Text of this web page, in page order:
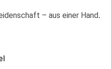
– aus einer Hand.